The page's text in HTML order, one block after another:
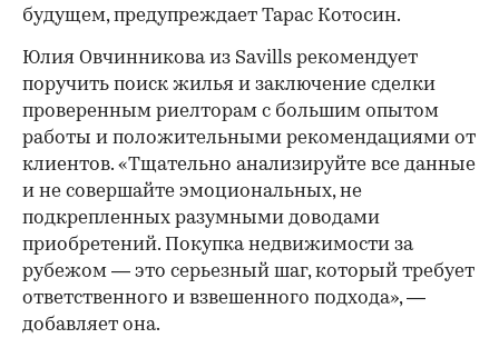
будущем, предупреждает Тарас Котосин.
Юлия Овчинникова из Savills рекомендует
поручить поиск жилья и заключение сделки
проверенным риелторам с большим опытом
работы и положительными рекомендациями от
клиентов. «Тщательно анализируйте все данные
и не совершайте эмоциональных, не
подкрепленных разумными доводами
приобретений. Покупка недвижимости за
рубежом — это серьезный шаг, который требует
ответственного и взвешенного подхода», —
добавляет она.